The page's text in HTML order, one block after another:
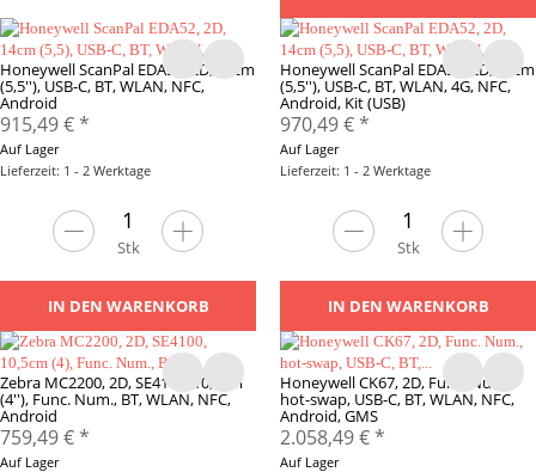
Honeywell ScanPal EDA52, 2D, 14cm
(5,5''), USB-C, BT, WLAN, NFC,
Android
915,49 €*
Auf Lager
Lieferzeit: 1 - 2 Werktage
Stk
IN DEN WARENKORB
Honeywell ScanPal EDA52, 2D, 14cm
(5,5''), USB-C, BT, WLAN, 4G, NFC,
Android, Kit (USB)
970,49 €*
Auf Lager
Lieferzeit: 1 - 2 Werktage
Stk
IN DEN WARENKORB
Zebra MC2200, 2D, SE4100, 10,5cm
(4''), Func. Num., BT, WLAN, NFC,
Android
759,49 €*
Auf Lager
Honeywell CK67, 2D, Func. Num.,
hot-swap, USB-C, BT, WLAN, NFC,
Android, GMS
2.058,49 €*
Auf Lager